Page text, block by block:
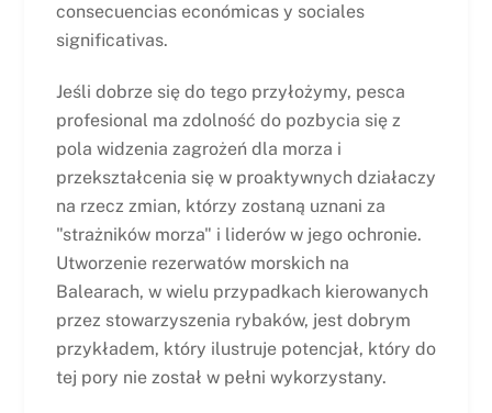
consecuencias económicas y sociales
significativas.
Jeśli dobrze się do tego przyłożymy, pesca
profesional ma zdolność do pozbycia się z
pola widzenia zagrożeń dla morza i
przekształcenia się w proaktywnych działaczy
na rzecz zmian, którzy zostaną uznani za
"strażników morza" i liderów w jego ochronie.
Utworzenie rezerwatów morskich na
Balearach, w wielu przypadkach kierowanych
przez stowarzyszenia rybaków, jest dobrym
przykładem, który ilustruje potencjał, który do
tej pory nie został w pełni wykorzystany.